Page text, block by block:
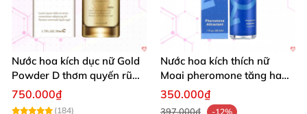
Nước hoa kích dục nữ Gold
Powder D thơm quyến rũ
tăng khoái cảm
750.000₫
(184)
Nước hoa kích thích nữ
Moai pheromone tăng ham
muốn quyến rũ an toàn
350.000₫
397.000₫
-12%